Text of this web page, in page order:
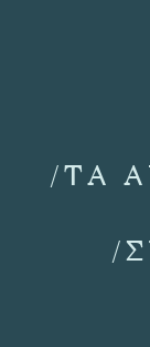
/ΤΑ
/